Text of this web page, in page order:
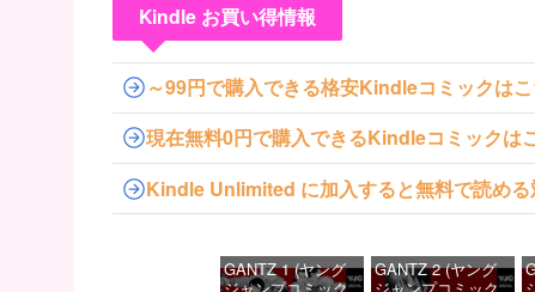
Kindle お買い得情報
～99円で購入できる格安Kindleコミックはこ
現在無料0円で購入できるKindleコミックは
Kindle Unlimited に加入すると無料で読める
GANTZ 1 (ヤング
GANTZ 2 (ヤング